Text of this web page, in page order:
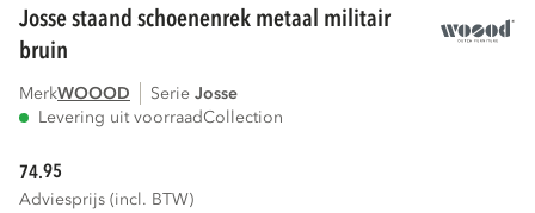
josse staand schoenenrek metaal militair
bruin
MerkWOOOD Serie josse
Levering uit voorraadCollection
74.95
Adviesprijs (incl. BTW)